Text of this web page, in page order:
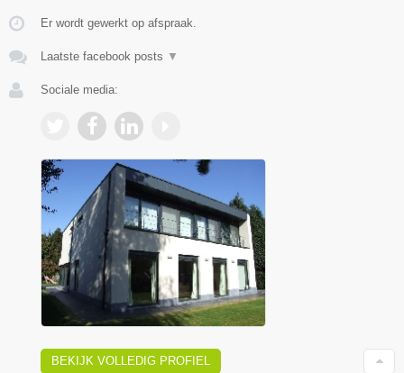
Er wordt gewerkt op afspraak.
Laatste facebook posts ▼
Sociale media:
BEKIJK VOLLEDIG PROFIEL